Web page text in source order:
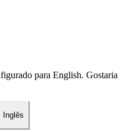
para English. Gostaria
Inglês